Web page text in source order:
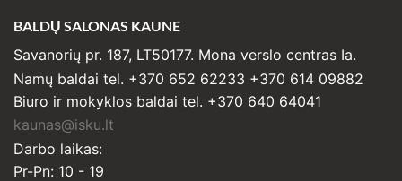
BALDŲ SALONAS KAUNE
Savanorių pr. 187, LT50177. Mona verslo centras Ia.
Namų baldai tel. +370 652 62233 +370 614 09882
Biuro ir mokyklos baldai tel. +370 640 64041
kaunas@isku.lt
Darbo laikas:
Pr-Pn: 10 - 19